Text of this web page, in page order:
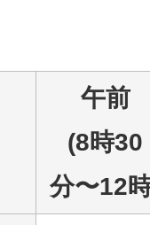
午前
(8時30
分〜12